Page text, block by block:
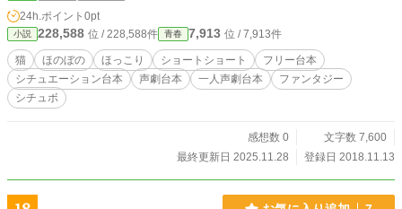
24h.ポイント 0pt
小説 228,588 位 / 228,588件 青春 7,913 位 / 7,913件
猫 ほのぼの ほっこり ショートショート
フリー台本
シチュエーション台本
声劇台本 一人声劇台本
ファンタジー
シチュボ
感想数 0
文字数 7,600
最終更新日 2025.11.28
登録日 2018.11.13